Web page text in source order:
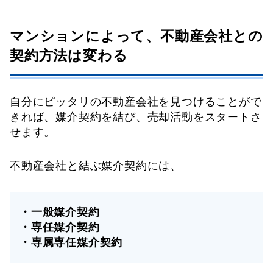
マンションによって、不動産会社との
契約方法は変わる
自分にピッタリの不動産会社を見つけることがで
きれば、媒介契約を結び、売却活動をスタートさ
せます。
不動産会社と結ぶ媒介契約には、
・一般媒介契約
・専任媒介契約
・専属専任媒介契約